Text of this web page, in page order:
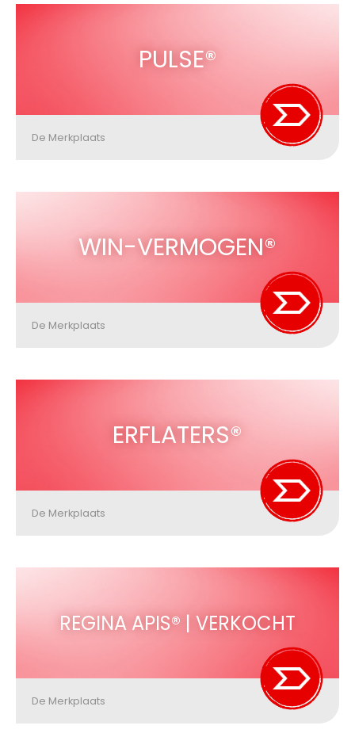
PULSE®
De Merkplaats
WIN-VERMOGEN®
De Merkplaats
ERFLATERS®
De Merkplaats
REGINA APIS® | VERKOCHT
De Merkplaats